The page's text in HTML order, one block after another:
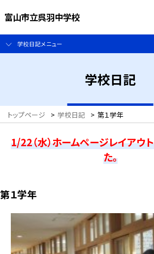
富山市立呉羽中学校
学校日記メニュー
学校日記
トップページ > 学校日記 > 第１学年
1/22（水）ホームページレイアウ
た。
第１学年